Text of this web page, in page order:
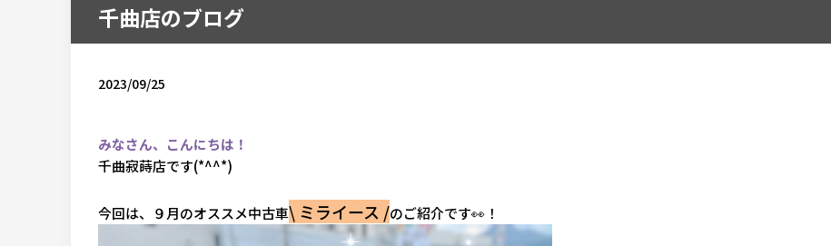
千曲店のブログ
2023/09/25
みなさん、こんにちは！
千曲寂蒔店です(*^^*)
今回は、９月のオススメ中古車\ ミライース /のご紹介です👀！